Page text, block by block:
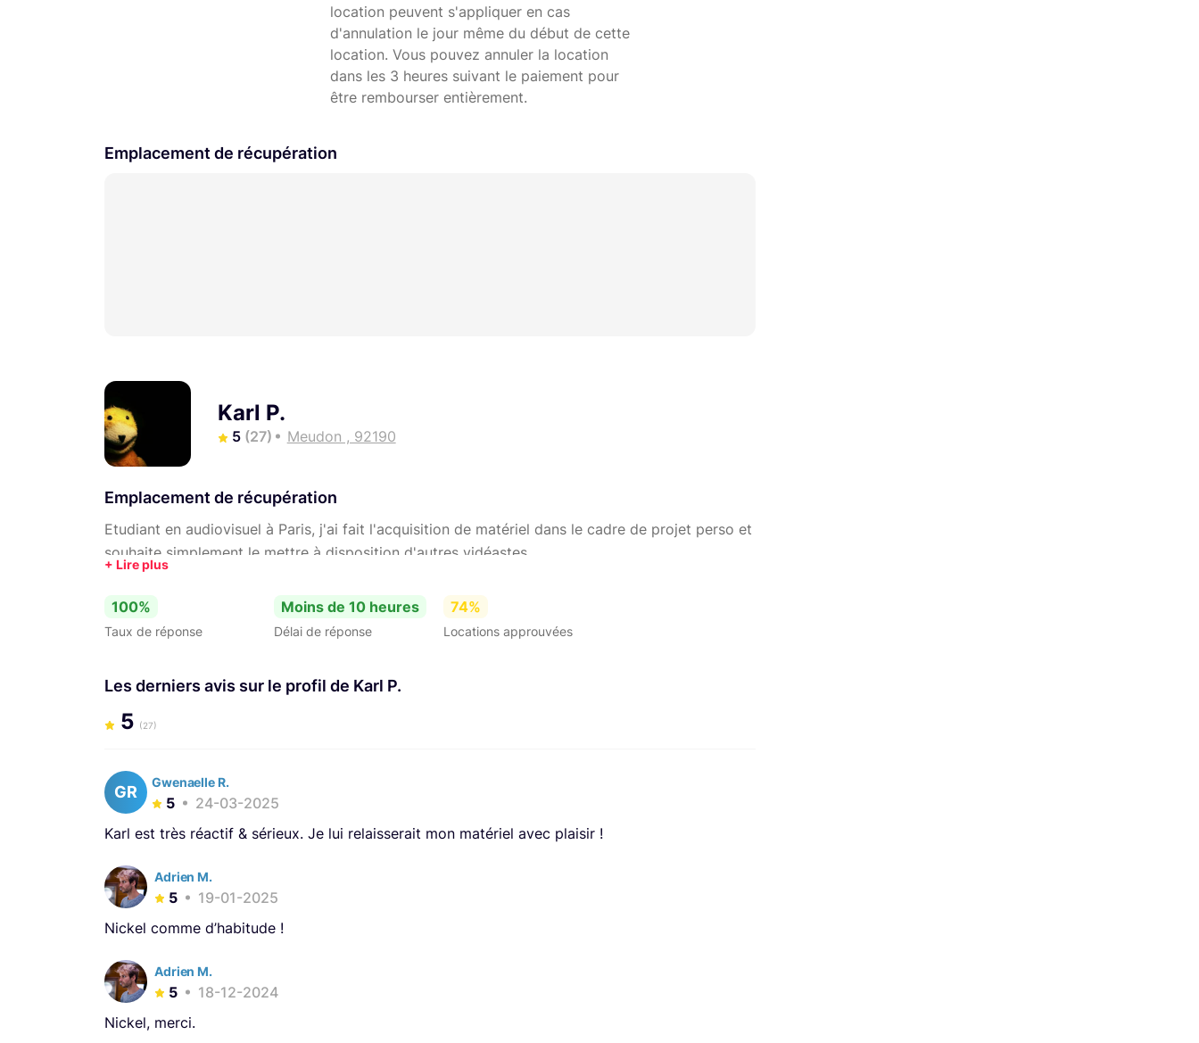
location peuvent s'appliquer en cas
d'annulation le jour même du début de cette
location. Vous pouvez annuler la location
dans les 3 heures suivant le paiement pour
être rembourser entièrement.
Emplacement de récupération
Karl P.
5 (27) Meudon , 92190
Emplacement de récupération
Etudiant en audiovisuel à Paris, j'ai fait l'acquisition de matériel dans le cadre de projet perso et
souhaite simplement le mettre à disposition d'autres vidéastes.
100%
Taux de réponse
Moins de 10 heures
Délai de réponse
74%
Locations approuvées
Les derniers avis sur le profil de Karl P.
5 (27)
GR
Gwenaelle R.
5
24-03-2025
Karl est très réactif & sérieux. Je lui relaisserait mon matériel avec plaisir !
Adrien M.
5
19-01-2025
Nickel comme d’habitude !
Adrien M.
5
18-12-2024
Nickel, merci.